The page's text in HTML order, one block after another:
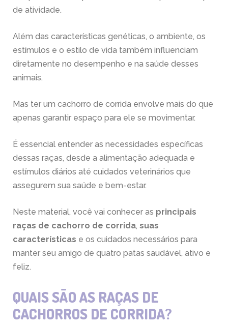
de atividade.
Além das características genéticas, o ambiente, os
estímulos e o estilo de vida também influenciam
diretamente no desempenho e na saúde desses
animais.
Mas ter um cachorro de corrida envolve mais do que
apenas garantir espaço para ele se movimentar.
É essencial entender as necessidades específicas
dessas raças, desde a alimentação adequada e
estímulos diários até cuidados veterinários que
assegurem sua saúde e bem-estar.
Neste material, você vai conhecer as principais
raças de cachorro de corrida, suas
características e os cuidados necessários para
manter seu amigo de quatro patas saudável, ativo e
feliz.
QUAIS SÃO AS RAÇAS DE
CACHORROS DE CORRIDA?